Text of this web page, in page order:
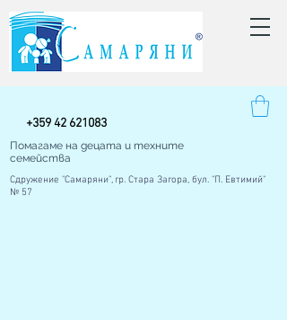
Помагаме на децата и техните
семейства
Сдружение "Самаряни", гр. Стара Загора, бул. "П. Евтимий"
№ 57
+359 42 621083